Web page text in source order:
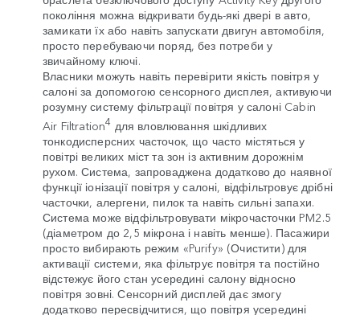
покоління можна відкривати будь-які двері в авто,
замикати їх або навіть запускати двигун автомобіля,
просто перебуваючи поряд, без потреби у
звичайному ключі.
Власники можуть навіть перевірити якість повітря у
салоні за допомогою сенсорного дисплея, активуючи
розумну систему фільтрації повітря у салоні Cabin
Air Filtration4 для вловлювання шкідливих
тонкодисперсних часточок, що часто містяться у
повітрі великих міст та зон із активним дорожнім
рухом. Система, запроваджена додатково до наявної
функції іонізації повітря у салоні, відфільтровує дрібні
часточки, алергени, пилок та навіть сильні запахи.
Система може відфільтровувати мікрочасточки PM2.5
(діаметром до 2,5 мікрона і навіть менше). Пасажири
просто вибирають режим «Purify» (Очистити) для
активації системи, яка фільтрує повітря та постійно
відстежує його стан усередині салону відносно
повітря зовні. Сенсорний дисплей дає змогу
додатково пересвідчитися, що повітря усередині